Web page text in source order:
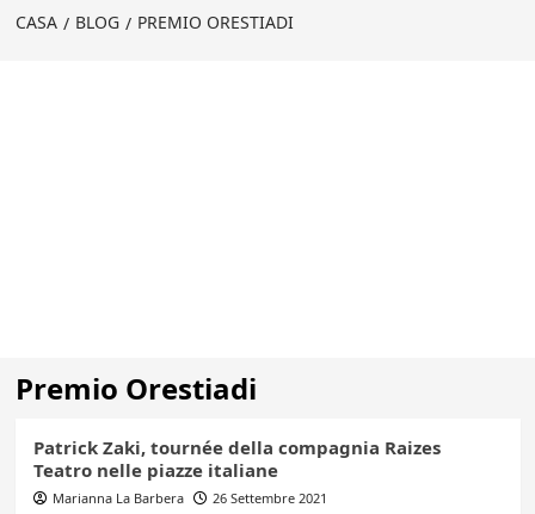
CASA BLOG PREMIO ORESTIADI
Premio Orestiadi
Patrick Zaki, tournée della compagnia Raizes
Teatro nelle piazze italiane
Marianna La Barbera 26 Settembre 2021